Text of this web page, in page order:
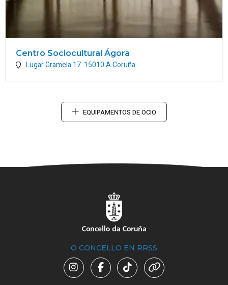
Centro Sociocultural Ágora
Lugar Gramela 17. 15010A Coruña
EQUIPAMENTOS DE OCIO
O CONCELLO EN RRSS